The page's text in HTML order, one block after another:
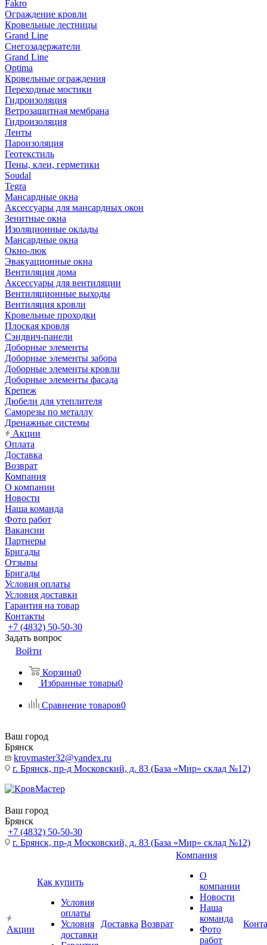
Fakro
Ограждение кровли
Кровельные лестницы
Grand Line
Снегозадержатели
Grand Line
Optima
Кровельные ограждения
Переходные мостики
Гидроизоляция
Ветрозащитная мембрана
Гидроизоляция
Ленты
Пароизоляция
Геотекстиль
Пены, клеи, герметики
Soudal
Tegra
Мансардные окна
Аксессуары для мансардных окон
Зенитные окна
Изоляционные оклады
Мансардные окна
Окно-люк
Эвакуационные окна
Вентиляция дома
Аксессуары для вентиляции
Вентиляционные выходы
Вентиляция кровли
Кровельные проходки
Плоская кровля
Сэндвич-панели
Доборные элементы
Доборные элементы забора
Доборные элементы кровли
Доборные элементы фасада
Крепеж
Дюбели для утеплителя
Саморезы по металлу
Дренажные системы
Акции
Оплата
Доставка
Возврат
Компания
О компании
Новости
Наша команда
Фото работ
Вакансии
Партнеры
Бригады
Отзывы
Бригады
Условия оплаты
Условия доставки
Гарантия на товар
Контакты
+7 (4832) 50-50-30
Задать вопрос
Войти
Корзина0
Избранные товары0
Сравнение товаров0
Ваш город
Брянск
krovmaster32@yandex.ru
г. Брянск, пр-д Московский, д. 83 (База «Мир» склад №12)
Ваш город
Брянск
+7 (4832) 50-50-30
г. Брянск, пр-д Московский, д. 83 (База «Мир» склад №12)
Акции
Как купить
Условия
оплаты
Условия
доставки
Доставка Возврат
Компания
О
компании
Новости
Наша
команда
Фото
работ